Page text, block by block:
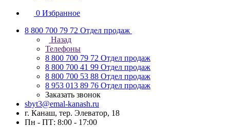
0 Избранное
8 800 700 79 72 Отдел продаж
Назад
Телефоны
8 800 700 79 72 Отдел продаж
8 800 700 41 99 Отдел продаж
8 800 700 53 88 Отдел продаж
8 953 013 89 76 Отдел продаж
Заказать звонок
sbyt3@emal-kanash.ru
г. Канаш, тер. Элеватор, 18
Пн - ПТ: 8:00 - 17:00